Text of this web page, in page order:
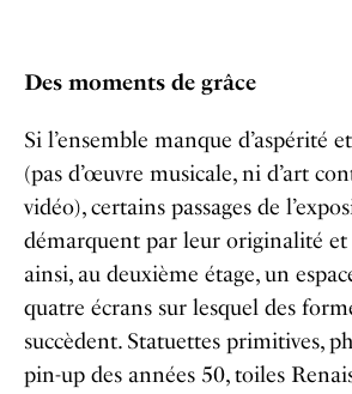
Des moments de grâce
Si l’ensemble manque d’aspérité
(pas d’œuvre musicale, ni d’art
vidéo), certains passages de
démarquent par leur originalité
ainsi, au deuxième étage, un
quatre écrans sur lesquel des
succèdent. Statuettes primitives,
pin-up des années 50, toiles